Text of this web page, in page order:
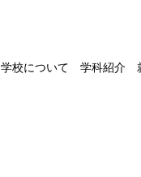
学校について 学科紹介